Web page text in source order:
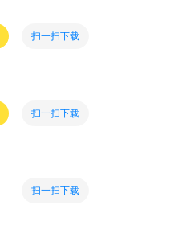
扫一扫下载
扫一扫下载
扫一扫下载